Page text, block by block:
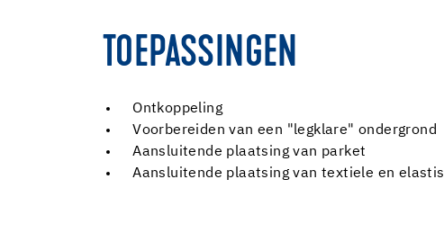
TOEPASSINGEN
Ontkoppeling
Voorbereiden van een "legklare" ondergrond
Aansluitende plaatsing van parket
Aansluitende plaatsing van textiele en